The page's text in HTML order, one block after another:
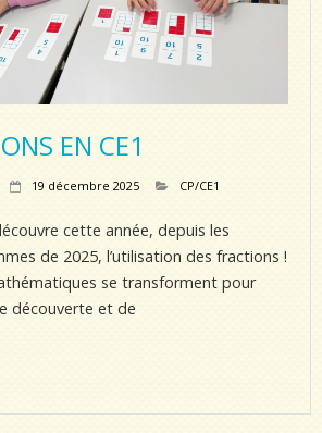
EN CE1
19 décembre 2025 CP/CE1
cette année, depuis les
de 2025, l’utilisation des fractions !
se transforment pour
découverte et de